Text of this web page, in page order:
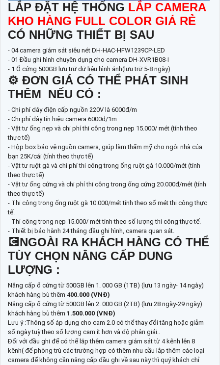
LẮP ĐẶT HỆ THỐNG LẮP CAMERA
KHO HÀNG FULL COLOR GIÁ RẺ
CÓ NHỮNG THIẾT BỊ SAU
- 04 camera giám sát siêu nét DH-HAC-HFW1239CP-LED
- 01 Đầu ghi hình chuyên dụng cho camera DH-XVR1B08-I
- 1 Ổ cứng 500GB lưu trữ dữ liệu hình ảnh(lưu trữ 5-8 ngày)
⚙ ĐƠN GIÁ CÓ THỂ PHÁT SINH
THÊM NẾU CÓ :
- Chi phí dây điện cấp nguồn 220V là 6000đ/m
- Chi phí dây tín hiệu camera 6000đ/1m
- Vật tư ống nẹp và chi phí thi công trong nẹp 15.000/ mét (tính theo
thực tế)
- Hộp box bảo vệ nguồn camera, giúp làm thẩm mỹ cho ngôi nhà của
bạn 25K/cái (tính theo thực tế)
- Vật tư ruột gà và chi phí thi công trong ống ruột gà 10.000/mét (tính
theo thực tế)
- Vật tư ống cứng và chi phí thi công trong ống cứng 20.000đ/mét (tính
theo thực tế)
- Thi công trong ống ruột gà 10.000/mét tính theo số mét thi công thực
tế.
- Thi công trong nẹp 15.000/ mét tính theo số lượng thi công thực tế.
- Thiết bị bảo hành 24 tháng đầu ghi hình, camera quan sát.
💽NGOÀI RA KHÁCH HÀNG CÓ THỂ
TÙY CHỌN NÂNG CẤP DUNG
LƯỢNG :
Nâng cấp ổ cứng từ 500GB lên 1. 000 GB (1TB) (lưu 13 ngày- 14 ngày)
khách hàng bù thêm 400.000 (VNĐ)
Nâng cấp ổ cứng từ 500GB lên 2. 000 GB (2TB) (lưu 28 ngày-29 ngày)
khách hàng bù thêm 1.500.000 (VNĐ)
Lưu ý :Thông số áp dụng cho cam 2.0 có thể thay đổi tăng hoặc giảm
số ngày tuỳ theo số lượng cam ít hơn và độ phân giải..
Đối với đầu ghi để có thể lắp thêm camera giám sát từ 4 kênh lên 8
kênh( để phòng trù các trường hợp có thêm nhu cầu lắp thêm các loại
camera để không cần nâng cấp đầu ghi về sau này thì quý khách chỉ